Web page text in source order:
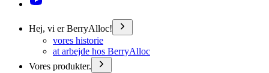
Hej, vi er BerryAlloc!
vores historie
at arbejde hos BerryAlloc
Vores produkter.